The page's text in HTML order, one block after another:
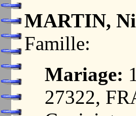
MARTIN,
Famille:
Mariage:
27322,